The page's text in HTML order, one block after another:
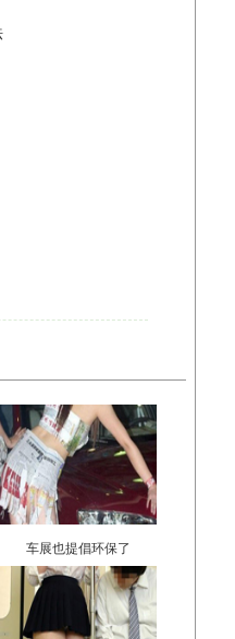
车展也提倡环保了